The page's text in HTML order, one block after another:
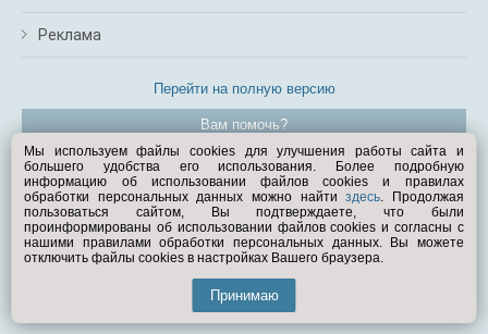
Реклама
Перейти на полную версию
Вам помочь?
© Exist.ru 1998—2026
Мы используем файлы cookies для улучшения работы сайта и
большего удобства его использования. Более подробную
информацию об использовании файлов cookies и правилах
обработки персональных данных можно найтиздесь. Продолжая
пользоваться сайтом, Вы подтверждаете, что были
проинформированы об использовании файлов cookies и согласны с
нашими правилами обработки персональных данных. Вы можете
отключить файлы cookies в настройках Вашего браузера.
Принимаю